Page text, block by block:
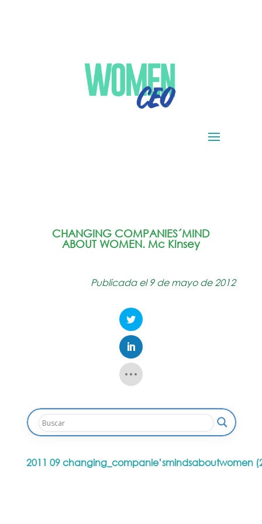
CHANGING COMPANIES´MIND
ABOUT WOMEN. Mc Kinsey
Publicada el 9 de mayo de 2012
2011 09 changing_companie’smindsaboutwomen